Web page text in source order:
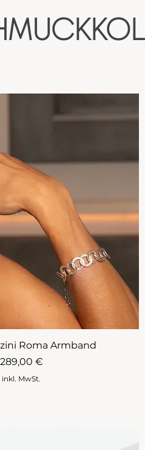
Roma Armband
Preis
289,00 €
inkl. MwSt.